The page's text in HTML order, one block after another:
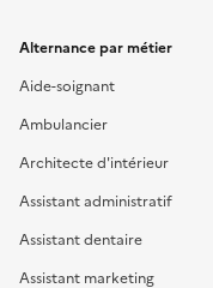
Alternance par métier
Aide-soignant
Ambulancier
Architecte d'intérieur
Assistant administratif
Assistant dentaire
Assistant marketing